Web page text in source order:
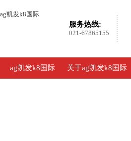
ag凯发k8国际
服务热线:
021-67865155
ag凯发k8国际 关于ag凯发k8国际